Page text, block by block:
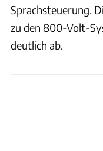
Sprachsteuerung.
zu den 800-Volt-
deutlich ab.